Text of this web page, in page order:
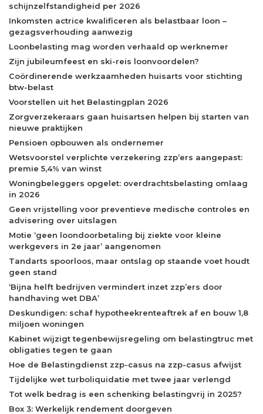
schijnzelfstandigheid per 2026
Inkomsten actrice kwalificeren als belastbaar loon –
gezagsverhouding aanwezig
Loonbelasting mag worden verhaald op werknemer
Zijn jubileumfeest en ski-reis loonvoordelen?
Coördinerende werkzaamheden huisarts voor stichting
btw-belast
Voorstellen uit het Belastingplan 2026
Zorgverzekeraars gaan huisartsen helpen bij starten van
nieuwe praktijken
Pensioen opbouwen als ondernemer
Wetsvoorstel verplichte verzekering zzp’ers aangepast:
premie 5,4% van winst
Woningbeleggers opgelet: overdrachtsbelasting omlaag
in 2026
Geen vrijstelling voor preventieve medische controles en
advisering over uitslagen
Motie ‘geen loondoorbetaling bij ziekte voor kleine
werkgevers in 2e jaar’ aangenomen
Tandarts spoorloos, maar ontslag op staande voet houdt
geen stand
‘Bijna helft bedrijven vermindert inzet zzp’ers door
handhaving wet DBA’
Deskundigen: schaf hypotheekrenteaftrek af en bouw 1,8
miljoen woningen
Kabinet wijzigt tegenbewijsregeling om belastingtruc met
obligaties tegen te gaan
Hoe de Belastingdienst zzp-casus na zzp-casus afwijst
Tijdelijke wet turboliquidatie met twee jaar verlengd
Tot welk bedrag is een schenking belastingvrij in 2025?
Box 3: Werkelijk rendement doorgeven